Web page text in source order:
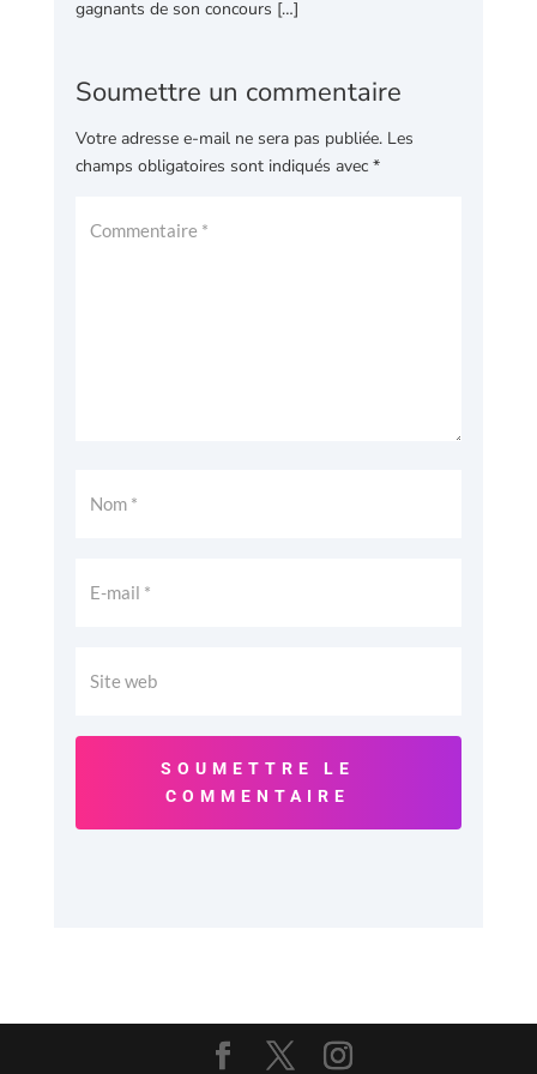
gagnants de son concours […]
Soumettre un commentaire
Votre adresse e-mail ne sera pas publiée. Les
champs obligatoires sont indiqués avec *
SOUMETTRE LE
COMMENTAIRE